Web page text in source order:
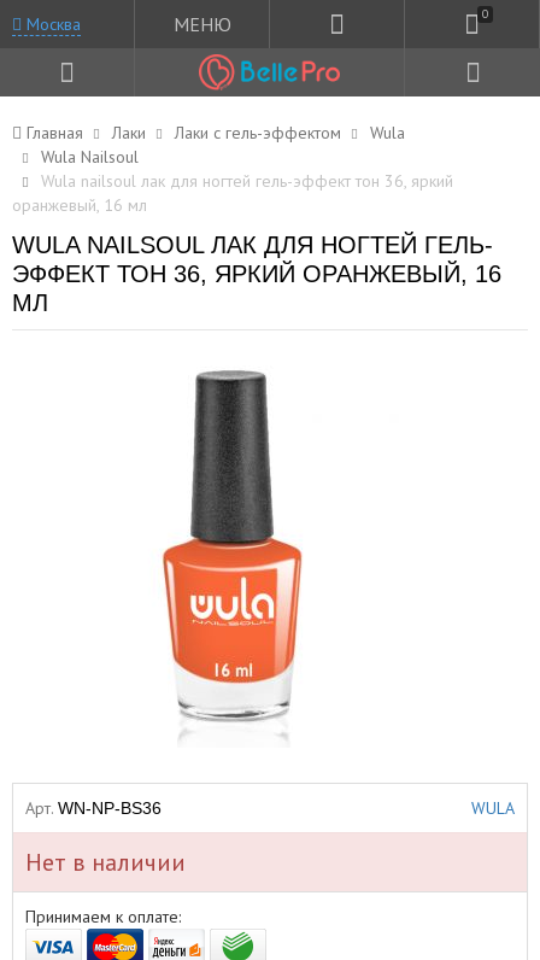
Москва МЕНЮ 0
Главная Лаки Лаки с гель-эффектом
Wula
Wula Nailsoul
Wula nailsoul лак для ногтей гель-эффект тон 36, яркий
оранжевый, 16 мл
WULA NAILSOUL ЛАК ДЛЯ НОГТЕЙ ГЕЛЬ-
ЭФФЕКТ ТОН 36, ЯРКИЙ ОРАНЖЕВЫЙ, 16
МЛ
Арт. WN-NP-BS36 WULA
Нет в наличии
Принимаем к оплате: